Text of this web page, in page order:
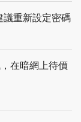
議重新設定密碼
在暗網上待價